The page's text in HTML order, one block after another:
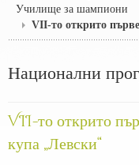
Училище за шампиони
VII-то открито
Национални
VII-то открито
купа „Левски“